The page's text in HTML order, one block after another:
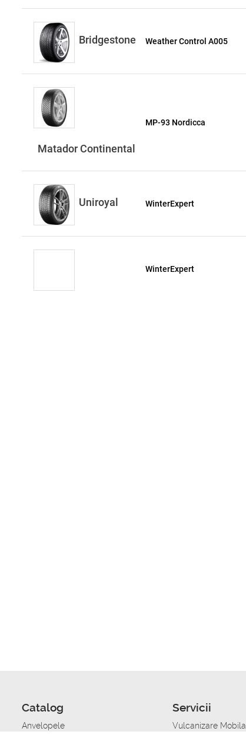
Bridgestone Weather Control A005
Matador Continental
MP-93 Nordicca
Uniroyal WinterExpert
WinterExpert
Catalog
Anvelopele
Servicii
Vulcanizare Mobila